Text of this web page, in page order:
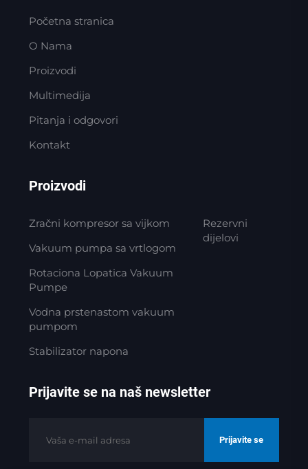
Početna stranica
O Nama
Proizvodi
Multimedija
Pitanja i odgovori
Kontakt
Proizvodi
Zračni kompresor sa vijkom
Vakuum pumpa sa vrtlogom
Rotaciona Lopatica Vakuum
Pumpe
Vodna prstenastom vakuum
pumpom
Stabilizator napona
Rezervni
dijelovi
Prijavite se na naš newsletter
Prijavite se